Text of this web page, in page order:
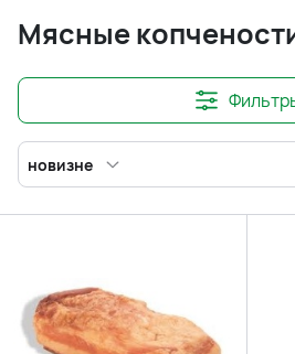
Мясные
новизне